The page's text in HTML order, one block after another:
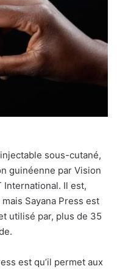
sous-cutané,
guinéenne par Vision
International. Il est,
Sayana Press est
utilisé par, plus de 35
est qu’il permet aux